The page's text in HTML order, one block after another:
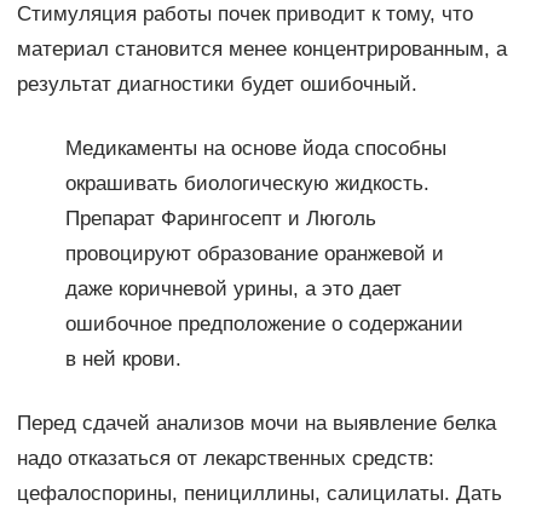
Стимуляция работы почек приводит к тому, что
материал становится менее концентрированным, а
результат диагностики будет ошибочный.
Медикаменты на основе йода способны
окрашивать биологическую жидкость.
Препарат Фарингосепт и Люголь
провоцируют образование оранжевой и
даже коричневой урины, а это дает
ошибочное предположение о содержании
в ней крови.
Перед сдачей анализов мочи на выявление белка
надо отказаться от лекарственных средств:
цефалоспорины, пенициллины, салицилаты. Дать